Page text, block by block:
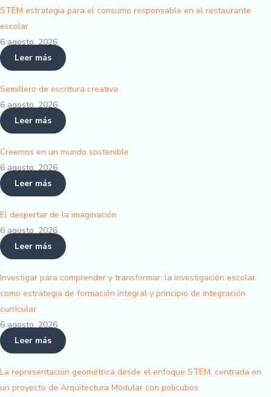
STEM estrategia para el consumo responsable en el restaurante
escolar
6 agosto, 2026
Leer más
Semillero de escritura creativa
6 agosto, 2026
Leer más
Creemos en un mundo sostenible
6 agosto, 2026
Leer más
El despertar de la imaginación
6 agosto, 2026
Leer más
Investigar para comprender y transformar: la investigación escolar
como estrategia de formación integral y principio de integración
curricular
6 agosto, 2026
Leer más
La representación geométrica desde el enfoque STEM, centrada en
un proyecto de Arquitectura Modular con policubos